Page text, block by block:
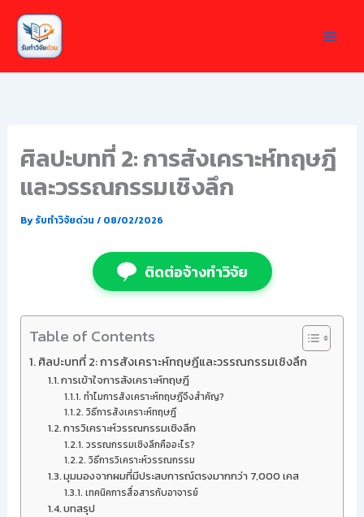
Skip
content
ศิลปะบทที่ 2: การสังเคราะห์ทฤษฎี
และวรรณกรรมเชิงลึก
Byรับทำวิจัยด่วน / 08/02/2026
ติดต่อจ้างทำวิจัย
Table of Contents
ศิลปะบทที่ 2: การสังเคราะห์ทฤษฎีและวรรณกรรมเชิงลึก
การเข้าใจการสังเคราะห์ทฤษฎี
ทำไมการสังเคราะห์ทฤษฎีจึงสำคัญ?
วิธีการสังเคราะห์ทฤษฎี
การวิเคราะห์วรรณกรรมเชิงลึก
วรรณกรรมเชิงลึกคืออะไร?
วิธีการวิเคราะห์วรรณกรรม
มุมมองจากผมที่มีประสบการณ์ตรงมากกว่า 7,000 เคส
เทคนิคการสื่อสารกับอาจารย์
บทสรุป